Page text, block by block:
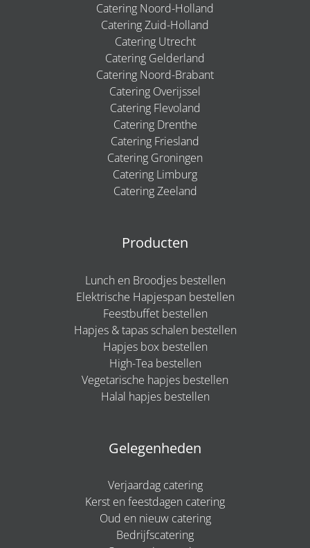
Catering Noord-Holland
Catering Zuid-Holland
Catering Utrecht
Catering Gelderland
Catering Noord-Brabant
Catering Overijssel
Catering Flevoland
Catering Drenthe
Catering Friesland
Catering Groningen
Catering Limburg
Catering Zeeland
Producten
Lunch en Broodjes bestellen
Elektrische Hapjespan bestellen
Feestbuffet bestellen
Hapjes & tapas schalen bestellen
Hapjes box bestellen
High-Tea bestellen
Vegetarische hapjes bestellen
Halal hapjes bestellen
Gelegenheden
Verjaardag catering
Kerst en feestdagen catering
Oud en nieuw catering
Bedrijfscatering